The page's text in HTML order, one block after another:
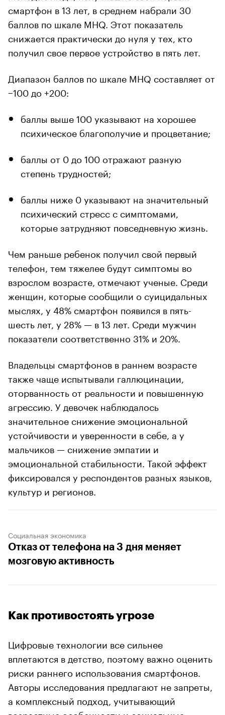
смартфон в 13 лет, в среднем набрали 30
баллов по шкале MHQ. Этот показатель
снижается практически до нуля у тех, кто
получил свое первое устройство в пять лет.
Диапазон баллов по шкале MHQ составляет от
−100 до +200:
баллы выше 100 указывают на хорошее
психическое благополучие и процветание;
баллы от 0 до 100 отражают разную
степень трудностей;
баллы ниже 0 указывают на значительный
психический стресс с симптомами,
которые затрудняют повседневную жизнь.
Чем раньше ребенок получил свой первый
телефон, тем тяжелее будут симптомы во
взрослом возрасте, отмечают ученые. Среди
женщин, которые сообщили о суицидальных
мыслях, у 48% смартфон появился в пять-
шесть лет, у 28% — в 13 лет. Среди мужчин
показатели соответственно 31% и 20%.
Владельцы смартфонов в раннем возрасте
также чаще испытывали галлюцинации,
оторванность от реальности и повышенную
агрессию. У девочек наблюдалось
значительное снижение эмоциональной
устойчивости и уверенности в себе, а у
мальчиков — снижение эмпатии и
эмоциональной стабильности. Такой эффект
фиксировался у респондентов разных языков,
культур и регионов.
Социальная экономика
Отказ от телефона на 3 дня меняет
мозговую активность
Как противостоять угрозе
Цифровые технологии все сильнее
вплетаются в детство, поэтому важно оценить
риски раннего использования смартфонов.
Авторы исследования предлагают не запреты,
а комплексный подход, учитывающий